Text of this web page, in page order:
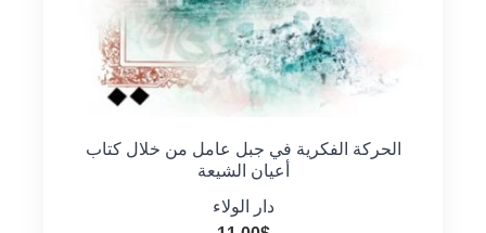
الحركة الفكرية في جبل عامل من خلال كتاب
أعيان الشيعة
دار الولاء